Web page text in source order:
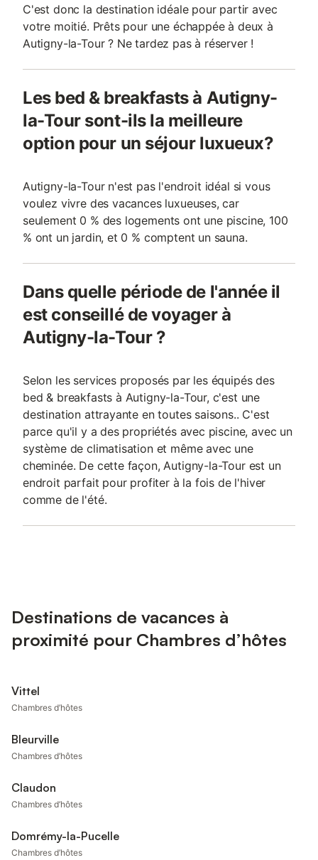
C'est donc la destination idéale pour partir avec
votre moitié. Prêts pour une échappée à deux à
Autigny-la-Tour ? Ne tardez pas à réserver !
Les bed & breakfasts à Autigny-
la-Tour sont-ils la meilleure
option pour un séjour luxueux?
Autigny-la-Tour n'est pas l'endroit idéal si vous
voulez vivre des vacances luxueuses, car
seulement 0 % des logements ont une piscine, 100
% ont un jardin, et 0 % comptent un sauna.
Dans quelle période de l'année il
est conseillé de voyager à
Autigny-la-Tour ?
Selon les services proposés par les équipés des
bed & breakfasts à Autigny-la-Tour, c'est une
destination attrayante en toutes saisons.. C'est
parce qu'il y a des propriétés avec piscine, avec un
système de climatisation et même avec une
cheminée. De cette façon, Autigny-la-Tour est un
endroit parfait pour profiter à la fois de l'hiver
comme de l'été.
Destinations de vacances à
proximité pour Chambres d’hôtes
Vittel
Chambres d’hôtes
Bleurville
Chambres d’hôtes
Claudon
Chambres d’hôtes
Domrémy-la-Pucelle
Chambres d’hôtes